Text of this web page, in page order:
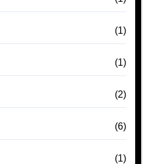
(1)
(1)
(2)
(6)
(1)